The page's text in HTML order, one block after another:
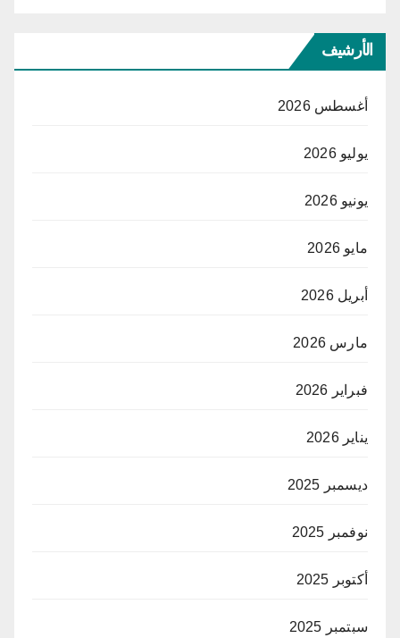
الأرشيف
أغسطس 2026
يوليو 2026
يونيو 2026
مايو 2026
أبريل 2026
مارس 2026
فبراير 2026
يناير 2026
ديسمبر 2025
نوفمبر 2025
أكتوبر 2025
سبتمبر 2025